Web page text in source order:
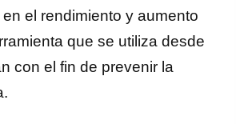
el rendimiento y aumento
que se utiliza desde
con el fin de prevenir la